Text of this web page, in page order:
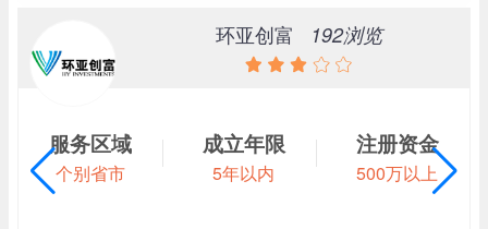
环亚创富 192浏览
服务区域
个别省市
成立年限
5年以内
注册资金
500万以上